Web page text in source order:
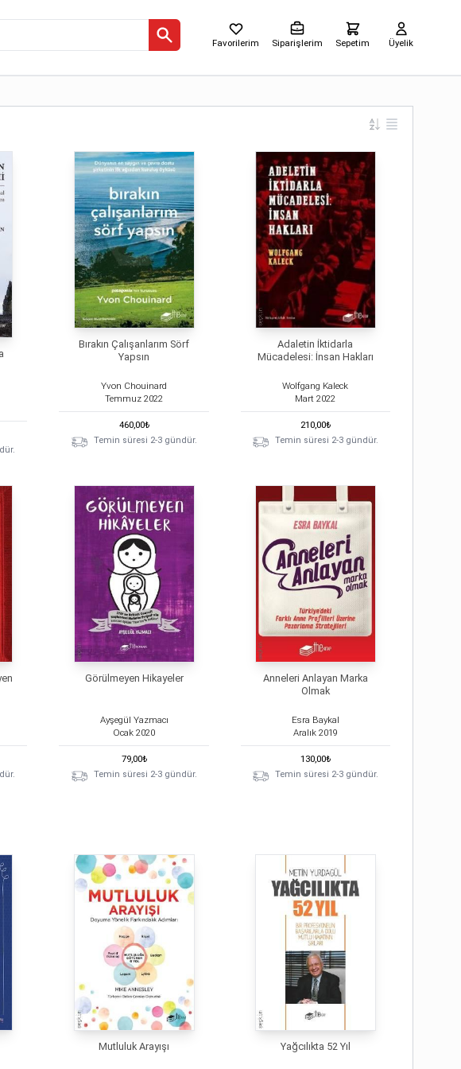
Favorilerim Siparişlerim Sepetim Üyelik
Bırakın Çalışanlarım Sörf
Yapsın
Yvon Chouinard
Temmuz 2022
460,00₺
Temin süresi 2-3 gündür.
Adaletin İktidarla
Mücadelesi: İnsan Hakları
Wolfgang Kaleck
Mart 2022
210,00₺
Temin süresi 2-3 gündür.
Görülmeyen Hikayeler
Ayşegül Yazmacı
Ocak 2020
79,00₺
Temin süresi 2-3 gündür.
Anneleri Anlayan Marka
Olmak
Esra Baykal
Aralık 2019
130,00₺
Temin süresi 2-3 gündür.
Mutluluk Arayışı Yağcılıkta 52 Yıl